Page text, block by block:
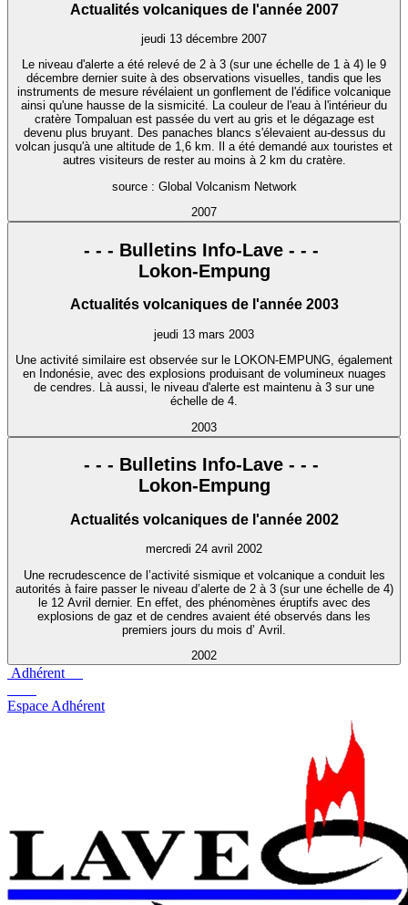
Actualités volcaniques de l'année 2007
jeudi 13 décembre 2007
Le niveau d'alerte a été relevé de 2 à 3 (sur une échelle de 1 à 4) le 9
décembre dernier suite à des observations visuelles, tandis que les
instruments de mesure révélaient un gonflement de l'édifice volcanique
ainsi qu'une hausse de la sismicité. La couleur de l'eau à l'intérieur du
cratère Tompaluan est passée du vert au gris et le dégazage est
devenu plus bruyant. Des panaches blancs s'élevaient au-dessus du
volcan jusqu'à une altitude de 1,6 km. Il a été demandé aux touristes et
autres visiteurs de rester au moins à 2 km du cratère.
source : Global Volcanism Network
2007
- - - Bulletins Info-Lave - - -
Lokon-Empung
Actualités volcaniques de l'année 2003
jeudi 13 mars 2003
Une activité similaire est observée sur le LOKON-EMPUNG, également
en Indonésie, avec des explosions produisant de volumineux nuages
de cendres. Là aussi, le niveau d'alerte est maintenu à 3 sur une
échelle de 4.
2003
- - - Bulletins Info-Lave - - -
Lokon-Empung
Actualités volcaniques de l'année 2002
mercredi 24 avril 2002
Une recrudescence de l’activité sismique et volcanique a conduit les
autorités à faire passer le niveau d’alerte de 2 à 3 (sur une échelle de 4)
le 12 Avril dernier. En effet, des phénomènes éruptifs avec des
explosions de gaz et de cendres avaient été observés dans les
premiers jours du mois d’ Avril.
2002
Adhérent
Espace Adhérent